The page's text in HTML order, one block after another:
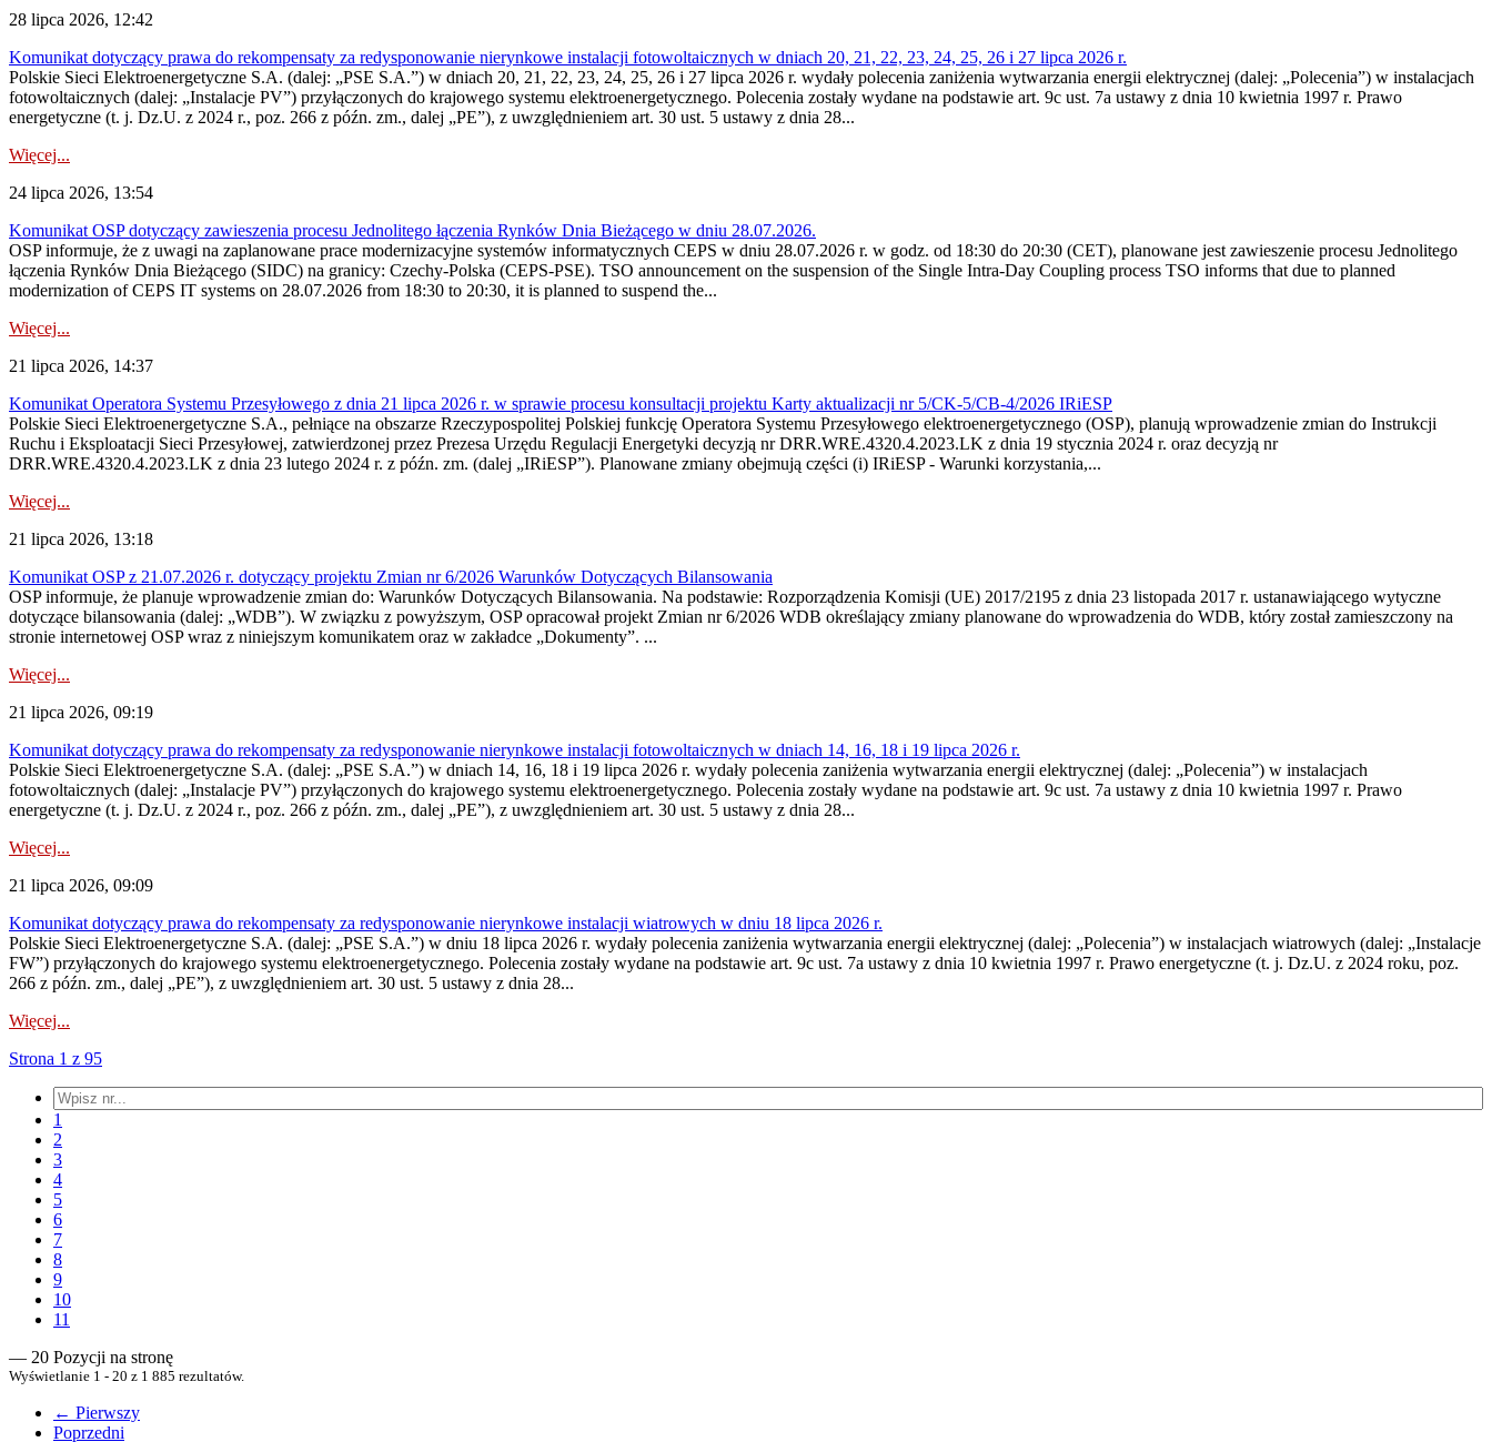
28 lipca 2026, 12:42
Komunikat dotyczący prawa do rekompensaty za redysponowanie nierynkowe instalacji fotowoltaicznych w dniach 20, 21, 22, 23, 24, 25, 26 i 27 lipca 2026 r.
Polskie Sieci Elektroenergetyczne S.A. (dalej: „PSE S.A.”) w dniach 20, 21, 22, 23, 24, 25, 26 i 27 lipca 2026 r. wydały polecenia zaniżenia wytwarzania energii elektrycznej (dalej: „Polecenia”) w instalacjach
fotowoltaicznych (dalej: „Instalacje PV”) przyłączonych do krajowego systemu elektroenergetycznego. Polecenia zostały wydane na podstawie art. 9c ust. 7a ustawy z dnia 10 kwietnia 1997 r. Prawo
energetyczne (t. j. Dz.U. z 2024 r., poz. 266 z późn. zm., dalej „PE”), z uwzględnieniem art. 30 ust. 5 ustawy z dnia 28...
Więcej...
24 lipca 2026, 13:54
Komunikat OSP dotyczący zawieszenia procesu Jednolitego łączenia Rynków Dnia Bieżącego w dniu 28.07.2026.
OSP informuje, że z uwagi na zaplanowane prace modernizacyjne systemów informatycznych CEPS w dniu 28.07.2026 r. w godz. od 18:30 do 20:30 (CET), planowane jest zawieszenie procesu Jednolitego
łączenia Rynków Dnia Bieżącego (SIDC) na granicy: Czechy-Polska (CEPS-PSE). TSO announcement on the suspension of the Single Intra-Day Coupling process TSO informs that due to planned
modernization of CEPS IT systems on 28.07.2026 from 18:30 to 20:30, it is planned to suspend the...
Więcej...
21 lipca 2026, 14:37
Komunikat Operatora Systemu Przesyłowego z dnia 21 lipca 2026 r. w sprawie procesu konsultacji projektu Karty aktualizacji nr 5/CK-5/CB-4/2026 IRiESP
Polskie Sieci Elektroenergetyczne S.A., pełniące na obszarze Rzeczypospolitej Polskiej funkcję Operatora Systemu Przesyłowego elektroenergetycznego (OSP), planują wprowadzenie zmian do Instrukcji
Ruchu i Eksploatacji Sieci Przesyłowej, zatwierdzonej przez Prezesa Urzędu Regulacji Energetyki decyzją nr DRR.WRE.4320.4.2023.LK z dnia 19 stycznia 2024 r. oraz decyzją nr
DRR.WRE.4320.4.2023.LK z dnia 23 lutego 2024 r. z późn. zm. (dalej „IRiESP”). Planowane zmiany obejmują części (i) IRiESP - Warunki korzystania,...
Więcej...
21 lipca 2026, 13:18
Komunikat OSP z 21.07.2026 r. dotyczący projektu Zmian nr 6/2026 Warunków Dotyczących Bilansowania
OSP informuje, że planuje wprowadzenie zmian do: Warunków Dotyczących Bilansowania. Na podstawie: Rozporządzenia Komisji (UE) 2017/2195 z dnia 23‍ listopada 2017 r. ustanawiającego wytyczne
dotyczące bilansowania (dalej: „WDB”). W związku z powyższym, OSP opracował projekt Zmian nr 6/2026 WDB określający zmiany planowane do wprowadzenia do WDB, który został zamieszczony na
stronie internetowej OSP wraz z niniejszym komunikatem oraz w zakładce „Dokumenty”. ...
Więcej...
21 lipca 2026, 09:19
Komunikat dotyczący prawa do rekompensaty za redysponowanie nierynkowe instalacji fotowoltaicznych w dniach 14, 16, 18 i 19 lipca 2026 r.
Polskie Sieci Elektroenergetyczne S.A. (dalej: „PSE S.A.”) w dniach 14, 16, 18 i 19 lipca 2026 r. wydały polecenia zaniżenia wytwarzania energii elektrycznej (dalej: „Polecenia”) w instalacjach
fotowoltaicznych (dalej: „Instalacje PV”) przyłączonych do krajowego systemu elektroenergetycznego. Polecenia zostały wydane na podstawie art. 9c ust. 7a ustawy z dnia 10 kwietnia 1997 r. Prawo
energetyczne (t. j. Dz.U. z 2024 r., poz. 266 z późn. zm., dalej „PE”), z uwzględnieniem art. 30 ust. 5 ustawy z dnia 28...
Więcej...
21 lipca 2026, 09:09
Komunikat dotyczący prawa do rekompensaty za redysponowanie nierynkowe instalacji wiatrowych w dniu 18 lipca 2026 r.
Polskie Sieci Elektroenergetyczne S.A. (dalej: „PSE S.A.”) w dniu 18 lipca 2026 r. wydały polecenia zaniżenia wytwarzania energii elektrycznej (dalej: „Polecenia”) w instalacjach wiatrowych (dalej: „Instalacje
FW”) przyłączonych do krajowego systemu elektroenergetycznego. Polecenia zostały wydane na podstawie art. 9c ust. 7a ustawy z dnia 10 kwietnia 1997 r. Prawo energetyczne (t. j. Dz.U. z 2024 roku, poz.
266 z późn. zm., dalej „PE”), z uwzględnieniem art. 30 ust. 5 ustawy z dnia 28...
Więcej...
Strona 1 z 95
1
2
3
4
5
6
7
8
9
10
11
— 20 Pozycji na stronę
Wyświetlanie 1 - 20 z 1 885 rezultatów.
← Pierwszy
Poprzedni